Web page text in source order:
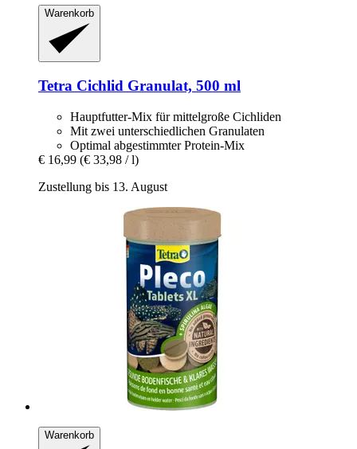
Warenkorb
Tetra Cichlid Granulat, 500 ml
Hauptfutter-Mix für mittelgroße Cichliden
Mit zwei unterschiedlichen Granulaten
Optimal abgestimmter Protein-Mix
€ 16,99 (€ 33,98 / l)
Zustellung bis 13. August
Warenkorb